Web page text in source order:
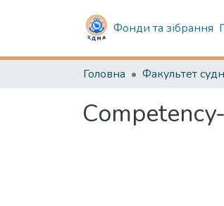
Фонди та зібрання
Головна